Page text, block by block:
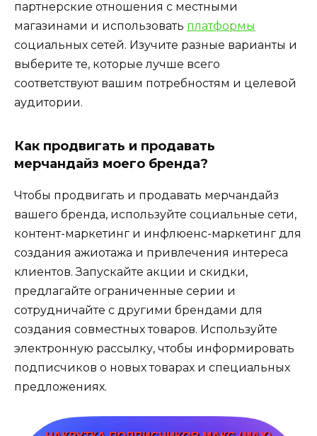
партнерские отношения с местными
магазинами и использовать платформы
социальных сетей. Изучите разные варианты и
выберите те, которые лучше всего
соответствуют вашим потребностям и целевой
аудитории.
Как продвигать и продавать
мерчандайз моего бренда?
Чтобы продвигать и продавать мерчандайз
вашего бренда, используйте социальные сети,
контент-маркетинг и инфлюенс-маркетинг для
создания ажиотажа и привлечения интереса
клиентов. Запускайте акции и скидки,
предлагайте ограниченные серии и
сотрудничайте с другими брендами для
создания совместных товаров. Используйте
электронную рассылку, чтобы информировать
подписчиков о новых товарах и специальных
предложениях.